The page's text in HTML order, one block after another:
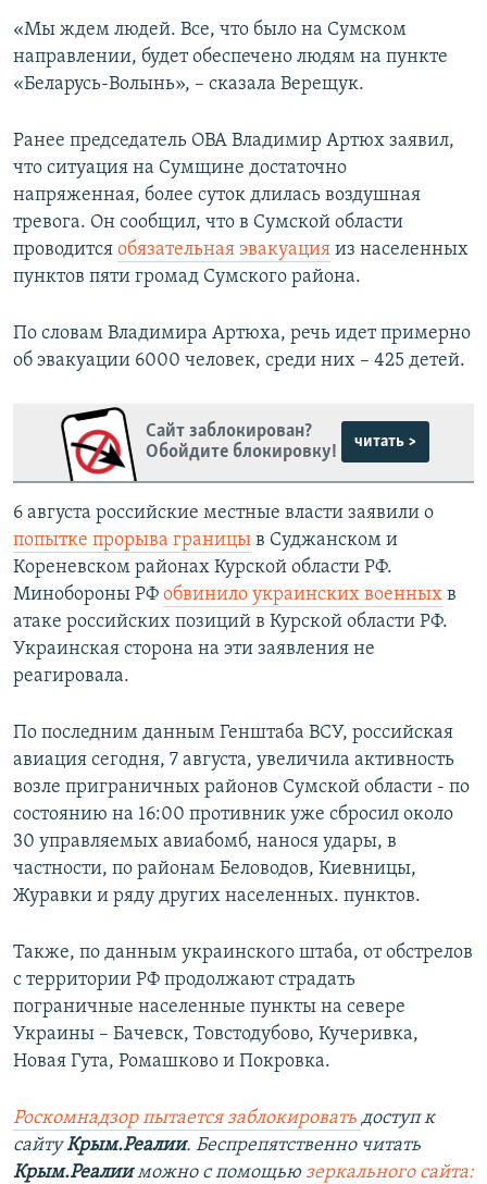
«Мы ждем людей. Все, что было на Сумском
направлении, будет обеспечено людям на пункте
«Беларусь-Волынь», – сказала Верещук.
Ранее председатель ОВА Владимир Артюх заявил,
что ситуация на Сумщине достаточно
напряженная, более суток длилась воздушная
тревога. Он сообщил, что в Сумской области
проводится обязательная эвакуация из населенных
пунктов пяти громад Сумского района.
По словам Владимира Артюха, речь идет примерно
об эвакуации 6000 человек, среди них – 425 детей.
Сайт заблокирован?
Обойдите блокировку!
читать >
6 августа российские местные власти заявили о
попытке прорыва границы в Суджанском и
Кореневском районах Курской области РФ.
Минобороны РФ обвинило украинских военных в
атаке российских позиций в Курской области РФ.
Украинская сторона на эти заявления не
реагировала.
По последним данным Генштаба ВСУ, российская
авиация сегодня, 7 августа, увеличила активность
возле приграничных районов Сумской области - по
состоянию на 16:00 противник уже сбросил около
30 управляемых авиабомб, нанося удары, в
частности, по районам Беловодов, Киевницы,
Журавки и ряду других населенных. пунктов.
Также, по данным украинского штаба, от обстрелов
с территории РФ продолжают страдать
пограничные населенные пункты на севере
Украины – Бачевск, Товстодубово, Кучеривка,
Новая Гута, Ромашково и Покровка.
Роскомнадзор пытается заблокировать доступ к
сайтуКрым.Реалии. Беспрепятственно читать
Крым.Реалииможно с помощью зеркального сайта: